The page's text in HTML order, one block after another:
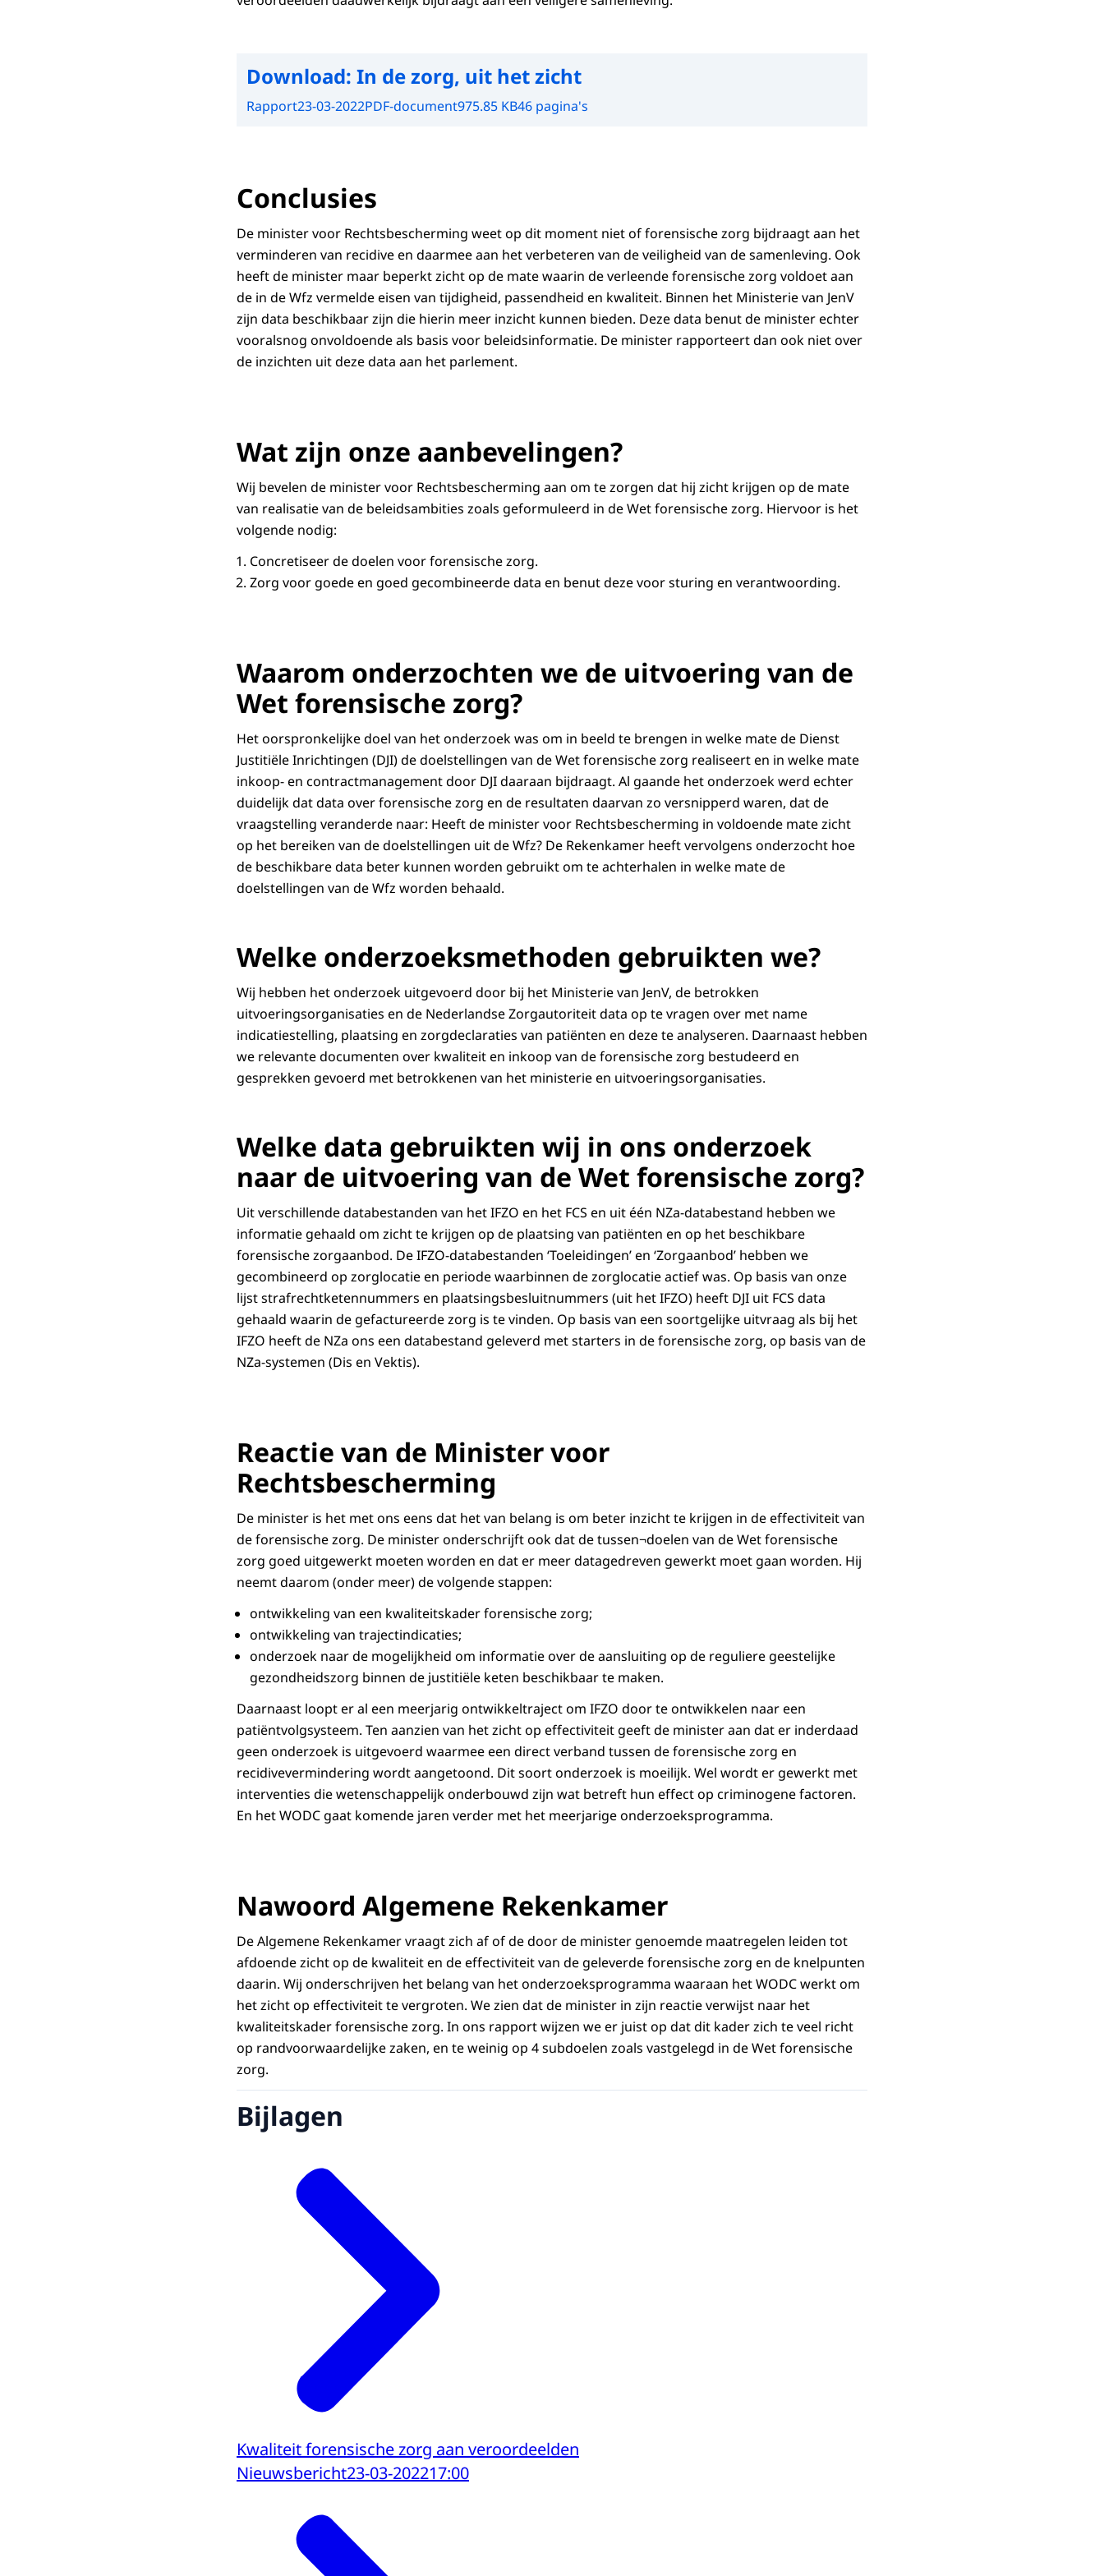
Download: In de zorg, uit het zicht
Rapport23-03-2022PDF-document975.85 KB46 pagina's
Conclusies
De minister voor Rechtsbescherming weet op dit moment niet of forensische zorg bijdraagt aan het
verminderen van recidive en daarmee aan het verbeteren van de veiligheid van de samenleving. Ook
heeft de minister maar beperkt zicht op de mate waarin de verleende forensische zorg voldoet aan
de in de Wfz vermelde eisen van tijdigheid, passendheid en kwaliteit. Binnen het Ministerie van JenV
zijn data beschikbaar zijn die hierin meer inzicht kunnen bieden. Deze data benut de minister echter
vooralsnog onvoldoende als basis voor beleidsinformatie. De minister rapporteert dan ook niet over
de inzichten uit deze data aan het parlement.
Wat zijn onze aanbevelingen?
Wij bevelen de minister voor Rechtsbescherming aan om te zorgen dat hij zicht krijgen op de mate
van realisatie van de beleidsambities zoals geformuleerd in de Wet forensische zorg. Hiervoor is het
volgende nodig:
Concretiseer de doelen voor forensische zorg.
Zorg voor goede en goed gecombineerde data en benut deze voor sturing en verantwoording.
Waarom onderzochten we de uitvoering van de
Wet forensische zorg?
Het oorspronkelijke doel van het onderzoek was om in beeld te brengen in welke mate de Dienst
Justitiële Inrichtingen (DJI) de doelstellingen van de Wet forensische zorg realiseert en in welke mate
inkoop- en contractmanagement door DJI daaraan bijdraagt. Al gaande het onderzoek werd echter
duidelijk dat data over forensische zorg en de resultaten daarvan zo versnipperd waren, dat de
vraagstelling veranderde naar: Heeft de minister voor Rechtsbescherming in voldoende mate zicht
op het bereiken van de doelstellingen uit de Wfz? De Rekenkamer heeft vervolgens onderzocht hoe
de beschikbare data beter kunnen worden gebruikt om te achterhalen in welke mate de
doelstellingen van de Wfz worden behaald.
Welke onderzoeksmethoden gebruikten we?
Wij hebben het onderzoek uitgevoerd door bij het Ministerie van JenV, de betrokken
uitvoeringsorganisaties en de Nederlandse Zorgautoriteit data op te vragen over met name
indicatiestelling, plaatsing en zorgdeclaraties van patiënten en deze te analyseren. Daarnaast hebben
we relevante documenten over kwaliteit en inkoop van de forensische zorg bestudeerd en
gesprekken gevoerd met betrokkenen van het ministerie en uitvoeringsorganisaties.
Welke data gebruikten wij in ons onderzoek
naar de uitvoering van de Wet forensische zorg?
Uit verschillende databestanden van het IFZO en het FCS en uit één NZa-databestand hebben we
informatie gehaald om zicht te krijgen op de plaatsing van patiënten en op het beschikbare
forensische zorgaanbod. De IFZO-databestanden ‘Toeleidingen’ en ‘Zorgaanbod’ hebben we
gecombineerd op zorglocatie en periode waarbinnen de zorglocatie actief was. Op basis van onze
lijst strafrechtketennummers en plaatsingsbesluitnummers (uit het IFZO) heeft DJI uit FCS data
gehaald waarin de gefactureerde zorg is te vinden. Op basis van een soortgelijke uitvraag als bij het
IFZO heeft de NZa ons een databestand geleverd met starters in de forensische zorg, op basis van de
NZa-systemen (Dis en Vektis).
Reactie van de Minister voor
Rechtsbescherming
De minister is het met ons eens dat het van belang is om beter inzicht te krijgen in de effectiviteit van
de forensische zorg. De minister onderschrijft ook dat de tussen¬doelen van de Wet forensische
zorg goed uitgewerkt moeten worden en dat er meer datagedreven gewerkt moet gaan worden. Hij
neemt daarom (onder meer) de volgende stappen:
ontwikkeling van een kwaliteitskader forensische zorg;
ontwikkeling van trajectindicaties;
onderzoek naar de mogelijkheid om informatie over de aansluiting op de reguliere geestelijke
gezondheidszorg binnen de justitiële keten beschikbaar te maken.
Daarnaast loopt er al een meerjarig ontwikkeltraject om IFZO door te ontwikkelen naar een
patiëntvolgsysteem. Ten aanzien van het zicht op effectiviteit geeft de minister aan dat er inderdaad
geen onderzoek is uitgevoerd waarmee een direct verband tussen de forensische zorg en
recidivevermindering wordt aangetoond. Dit soort onderzoek is moeilijk. Wel wordt er gewerkt met
interventies die wetenschappelijk onderbouwd zijn wat betreft hun effect op criminogene factoren.
En het WODC gaat komende jaren verder met het meerjarige onderzoeksprogramma.
Nawoord Algemene Rekenkamer
De Algemene Rekenkamer vraagt zich af of de door de minister genoemde maatregelen leiden tot
afdoende zicht op de kwaliteit en de effectiviteit van de geleverde forensische zorg en de knelpunten
daarin. Wij onderschrijven het belang van het onderzoeksprogramma waaraan het WODC werkt om
het zicht op effectiviteit te vergroten. We zien dat de minister in zijn reactie verwijst naar het
kwaliteitskader forensische zorg. In ons rapport wijzen we er juist op dat dit kader zich te veel richt
op randvoorwaardelijke zaken, en te weinig op 4 subdoelen zoals vastgelegd in de Wet forensische
zorg.
Bijlagen
Kwaliteit forensische zorg aan veroordeelden
Nieuwsbericht23-03-202217:00